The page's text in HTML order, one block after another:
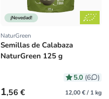
¡Novedad!
Proveedor:
NaturGreen
Semillas de Calabaza
NaturGreen 125 g
5.0 (6 )
Precio habitual
1,56 € 12,00 € / 1 kg